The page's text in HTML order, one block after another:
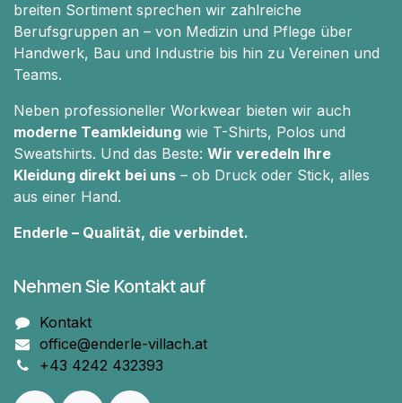
breiten Sortiment sprechen wir zahlreiche
Berufsgruppen an – von Medizin und Pflege über
Handwerk, Bau und Industrie bis hin zu Vereinen und
Teams.
Neben professioneller Workwear bieten wir auch
moderne Teamkleidung wie T-Shirts, Polos und
Sweatshirts. Und das Beste: Wir veredeln Ihre
Kleidung direkt bei uns – ob Druck oder Stick, alles
aus einer Hand.
Enderle – Qualität, die verbindet.
Nehmen Sie Kontakt auf
Kontakt
office@enderle-villach.at
+43 4242 432393